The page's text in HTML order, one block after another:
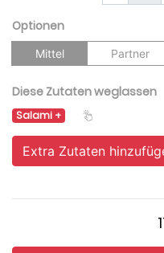
Optionen
Mittel Partner
Diese Zutaten weglassen
Salami
Extra Zutaten